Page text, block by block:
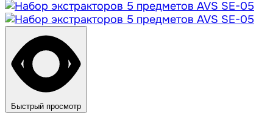
Быстрый просмотр